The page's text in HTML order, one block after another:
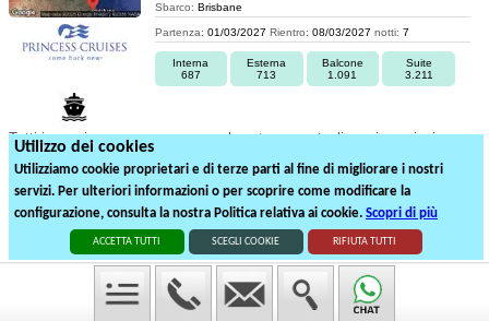
Utilizzo dei cookies
Utilizziamo cookie proprietari e di terze parti al fine di migliorare i nostri
servizi. Per ulteriori informazioni o per scoprire come modificare la
configurazione, consulta la nostra Politica relativa ai cookie. Scopri di più
ACCETTA TUTTI SCEGLI COOKIE RIFIUTA TUTTI
Sbarco: Brisbane
Partenza: 01/03/2027 Rientro: 08/03/2027 notti: 7
Interna
687
Esterna
713
Balcone
1.091
Suite
3.211
Tutti i prezzi sono per persona escluse tasse portuali, assicurazioni e
1 2 3
41partenze suddivise in3pagine